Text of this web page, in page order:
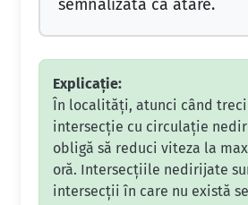
semnalizată ca atare.
Explicație:
În localități, atunci când
intersecție cu circulație
obligă să reduci viteza la
oră. Intersecțiile nedirijate
intersecții în care nu există